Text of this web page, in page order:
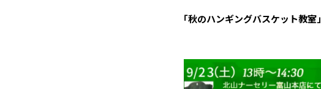
「秋のハンギングバスケット教室」